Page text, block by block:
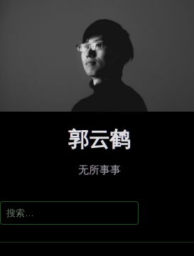
郭云鹤
无所事事
搜
索：